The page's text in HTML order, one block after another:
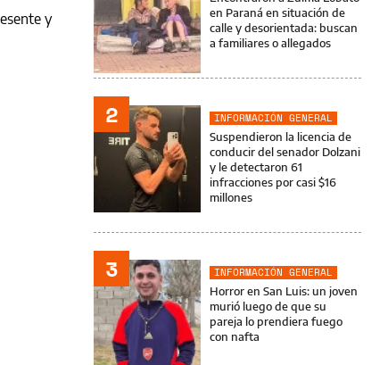
y
en Paraná en situación de
calle y desorientada: buscan
a familiares o allegados
2
INFORMACIÓN GENERAL
Suspendieron la licencia de
conducir del senador Dolzani
y le detectaron 61
infracciones por casi $16
millones
3
INFORMACIÓN GENERAL
Horror en San Luis: un joven
murió luego de que su
pareja lo prendiera fuego
con nafta